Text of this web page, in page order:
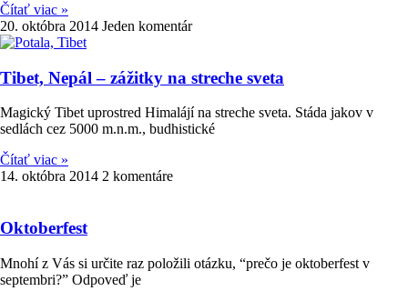
Čítať viac »
20. októbra 2014 Jeden komentár
Tibet, Nepál – zážitky na streche sveta
Magický Tibet uprostred Himalájí na streche sveta. Stáda jakov v
sedlách cez 5000 m.n.m., budhistické
Čítať viac »
14. októbra 2014 2 komentáre
Oktoberfest
Mnohí z Vás si určite raz položili otázku, “prečo je oktoberfest v
septembri?” Odpoveď je